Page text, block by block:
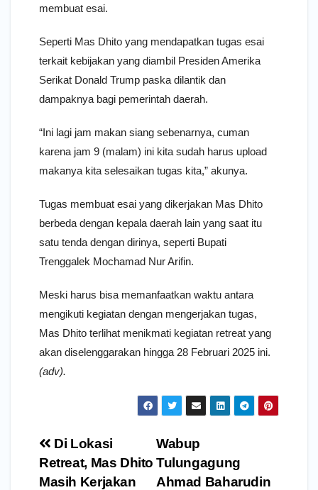
membuat esai.
Seperti Mas Dhito yang mendapatkan tugas esai
terkait kebijakan yang diambil Presiden Amerika
Serikat Donald Trump paska dilantik dan
dampaknya bagi pemerintah daerah.
“Ini lagi jam makan siang sebenarnya, cuman
karena jam 9 (malam) ini kita sudah harus upload
makanya kita selesaikan tugas kita,” akunya.
Tugas membuat esai yang dikerjakan Mas Dhito
berbeda dengan kepala daerah lain yang saat itu
satu tenda dengan dirinya, seperti Bupati
Trenggalek Mochamad Nur Arifin.
Meski harus bisa memanfaatkan waktu antara
mengikuti kegiatan dengan mengerjakan tugas,
Mas Dhito terlihat menikmati kegiatan retreat yang
akan diselenggarakan hingga 28 Februari 2025 ini.
(adv).
Navigasi
pos
Wabup
Tulungagung
Ahmad Baharudin
Di Lokasi
Retreat, Mas Dhito
Masih Kerjakan